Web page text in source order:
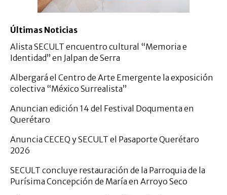
Últimas Noticias
Alista SECULT encuentro cultural “Memoria e
Identidad” en Jalpan de Serra
Albergará el Centro de Arte Emergente la exposición
colectiva “México Surrealista”
Anuncian edición 14 del Festival Doqumenta en
Querétaro
Anuncia CECEQ y SECULT el Pasaporte Querétaro
2026
SECULT concluye restauración de la Parroquia de la
Purísima Concepción de María en Arroyo Seco